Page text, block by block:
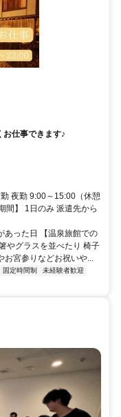
仕事できます♪
夜勤 9:00～15:00（休憩
間】 1日のみ 派遣先から
あった日 【温泉旅館での
やグラスを並べたり 椅子
宮参りなどお祝いや...
固定時間制
未経験者歓迎